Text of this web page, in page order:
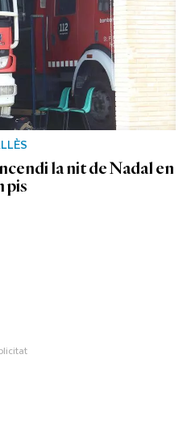
la nit de Nadal en
pis